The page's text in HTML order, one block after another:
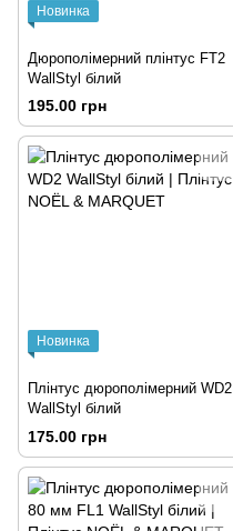
Новинка
Дюрополімерний плінтус FT2
WallStyl білий
195.00 грн
Новинка
Плінтус дюрополімерний WD2
WallStyl білий
175.00 грн